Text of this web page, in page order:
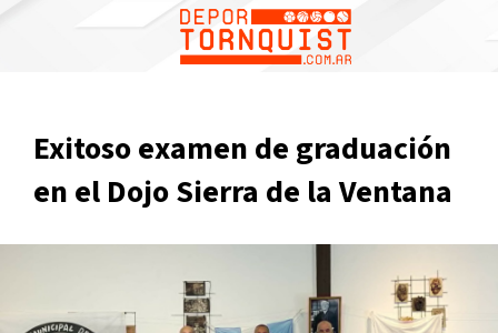
Exitoso examen de graduación
en el Dojo Sierra de la Ventana